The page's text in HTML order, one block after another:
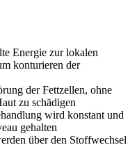
Energie zur lokalen
konturieren der
der Fettzellen, ohne
zu schädigen
wird konstant und
gehalten
über den Stoffwechsel